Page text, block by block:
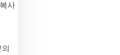
사